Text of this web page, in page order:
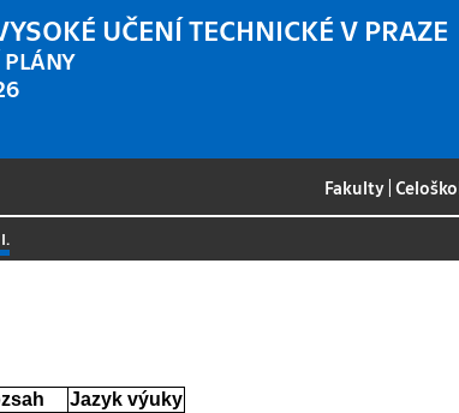
UČENÍ TECHNICKÉ V PRAZE
Fakulty |
Jazyk výuky